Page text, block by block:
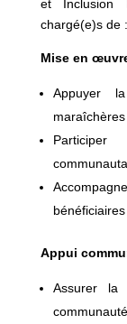
et Inclusion
chargé(e)s de :
Mise en
Appuyer
Appui
Assurer la